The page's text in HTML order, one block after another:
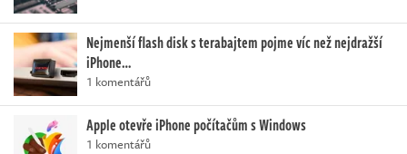
Nejmenší flash disk s terabajtem pojme víc než nejdražší
iPhone…
1 komentářů
Apple otevře iPhone počítačům s Windows
1 komentářů